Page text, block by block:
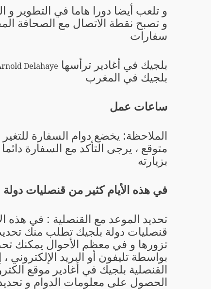
و تلعب أيضا دورا هاما في التطوير و
و تصبح نقطة الاتصال مع الصحافة
سفارات
بلجيك في أغادير ترأسها Delahaye
بلجيك في المغرب
ساعات عمل
الملاحظة: يخضع دوام السفارة
متوقع ، يرجى التأكد مع السفارة
بزيارته
في هذه الأيام كثير من قنصليات دولة
تحديد الموعد مع القنصلية : في هذه
قنصليات دولة بلجيك تطلب منك
تزورها و في معظم الأحوال يمكنك
بواسطة تليفون أو البريد الإلكتروني
القنصلية بلجيك في أغادير موقع
الحصول على معلومات الدوام و